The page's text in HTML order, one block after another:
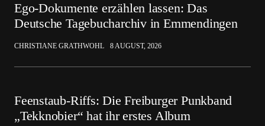
Ego-Dokumente erzählen lassen: Das
Deutsche Tagebucharchiv in Emmendingen
CHRISTIANE GRATHWOHL 8 AUGUST, 2026
Feenstaub-Riffs: Die Freiburger Punkband
„Tekknobier“ hat ihr erstes Album